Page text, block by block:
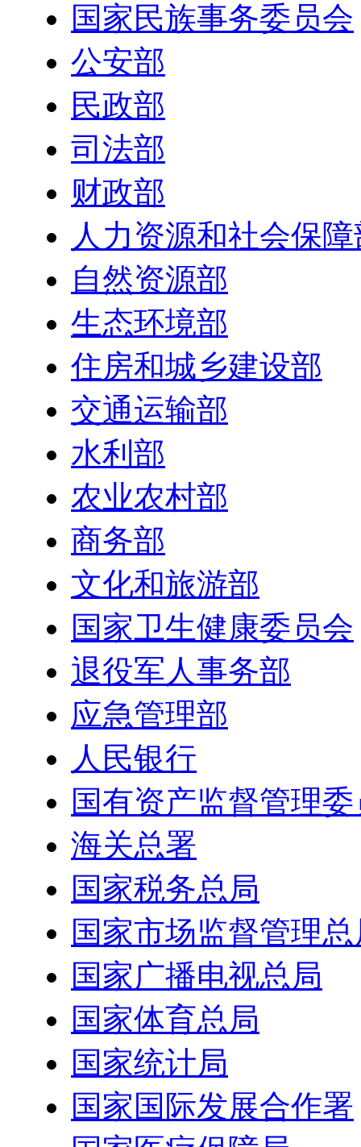
国家民族事务委员会
公安部
民政部
司法部
财政部
人力资源和社会保
自然资源部
生态环境部
住房和城乡建设部
交通运输部
水利部
农业农村部
商务部
文化和旅游部
国家卫生健康委员会
退役军人事务部
应急管理部
人民银行
国有资产监督管理
海关总署
国家税务总局
国家市场监督管理
国家广播电视总局
国家体育总局
国家统计局
国家国际发展合作署